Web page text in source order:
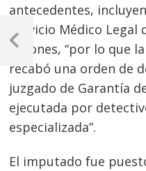
antecedentes,
Servicio Médico
lesiones, “por lo que
recabó una orden de
juzgado de Garantía
ejecutada por
especializada”.
El imputado fue
Navegación
de
entradas
Previous